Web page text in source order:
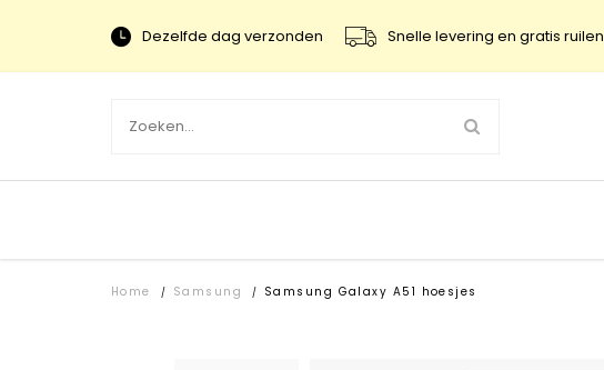
Dezelfde dag verzonden Snelle levering en gratis ruilen
Home / Samsung / Samsung Galaxy A51 hoesjes